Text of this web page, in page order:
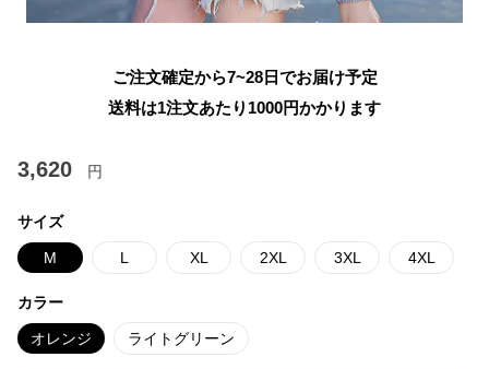
ご注文確定から7~28日でお届け予定
送料は1注文あたり 1000円かかります
3,620 円
サイズ
M L XL 2XL 3XL 4XL
カラー
オレンジ ライトグリーン